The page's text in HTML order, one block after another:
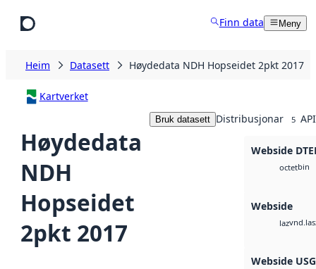
Finn data Meny
Heim Datasett Høydedata NDH Hopseidet 2pkt 2017
Kartverket
Høydedata
NDH
Hopseidet
2pkt 2017
Bruk datasett Distribusjonar 5
Webside
octetbin
Webside
laz
Webside